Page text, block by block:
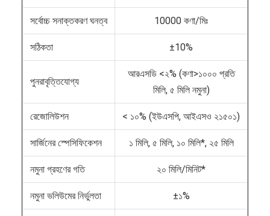
সর্বোচ্চ সনাক্তকরণ ঘনত্ব 10000 কণা/মিঃ
সঠিকতা ±10%
পুনরাবৃত্তিযোগ্য
আরএসডি <২% (কণা>১০০০ প্রতি
মিলি, ৫ মিলি নমুনা)
রেজোলিউশন < ১০% (ইউএসপি, আইএসও ২১৫০১)
সার্জিনের স্পেসিফিকেশন ১ মিলি, ৫ মিলি, ১০ মিলি*, ২৫ মিলি
নমুনা গ্রহণের গতি ২০ মিলি/মিনিট*
নমুনা ভলিউমের নির্ভুলতা ±১%